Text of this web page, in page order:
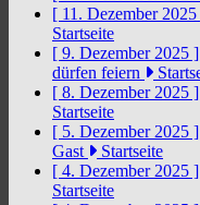
[ 11. Dezember
Startseite
[ 9. Dezember 2025 ]
dürfen feiern
[ 8. Dezember 2025 ]
Startseite
[ 5. Dezember 2025 ]
Gast
Startseite
[ 4. Dezember 2025 ]
Startseite